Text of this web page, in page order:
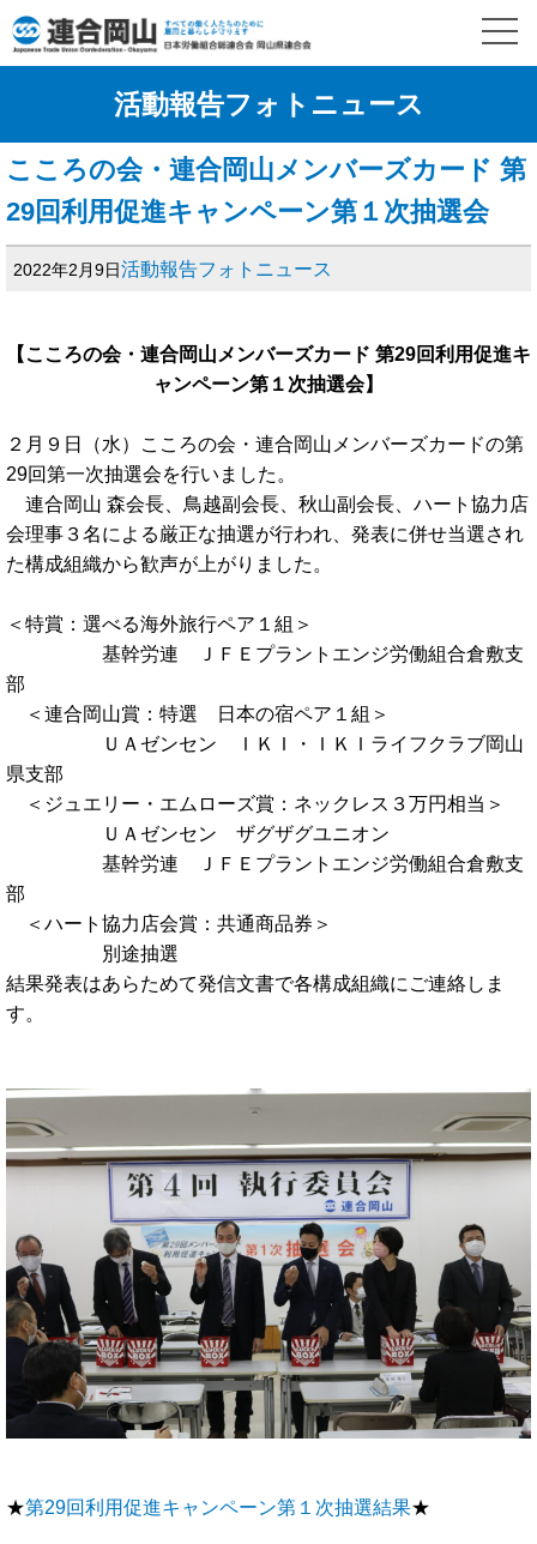
活動報告フォトニュース
こころの会・連合岡山メンバーズカード 第
29回利用促進キャンペーン第１次抽選会
2022年2月9日活動報告フォトニュース
【こころの会・連合岡山メンバーズカード 第29回利用促進キ
ャンペーン第１次抽選会】
２月９日（水）こころの会・連合岡山メンバーズカードの第
29回第一次抽選会を行いました。
連合岡山 森会長、鳥越副会長、秋山副会長、ハート協力店
会理事３名による厳正な抽選が行われ、発表に併せ当選され
た構成組織から歓声が上がりました。
＜特賞：選べる海外旅行ペア１組＞
基幹労連 ＪＦＥプラントエンジ労働組合倉敷支
部
＜連合岡山賞：特選 日本の宿ペア１組＞
ＵＡゼンセン ＩＫＩ・ＩＫＩライフクラブ岡山
県支部
＜ジュエリー・エムローズ賞：ネックレス３万円相当＞
ＵＡゼンセン ザグザグユニオン
基幹労連 ＪＦＥプラントエンジ労働組合倉敷支
部
＜ハート協力店会賞：共通商品券＞
別途抽選
結果発表はあらためて発信文書で各構成組織にご連絡しま
す。
★第29回利用促進キャンペーン第１次抽選結果★